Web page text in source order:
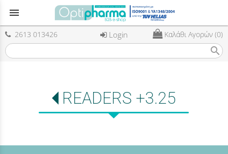
menu
2613 013426 Login Καλάθι Αγορών (0)
search
READERS +3.25